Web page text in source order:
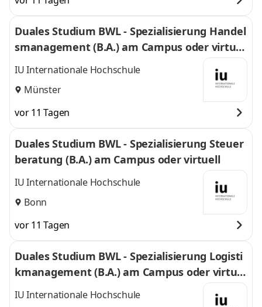
Duales Studium BWL - Spezialisierung Handel
smanagement (B.A.) am Campus oder virtuel
l
IU Internationale Hochschule
Münster
vor 11 Tagen
Duales Studium BWL - Spezialisierung Steuer
beratung (B.A.) am Campus oder virtuell
IU Internationale Hochschule
Bonn
vor 11 Tagen
Duales Studium BWL - Spezialisierung Logisti
kmanagement (B.A.) am Campus oder virtuel
l
IU Internationale Hochschule